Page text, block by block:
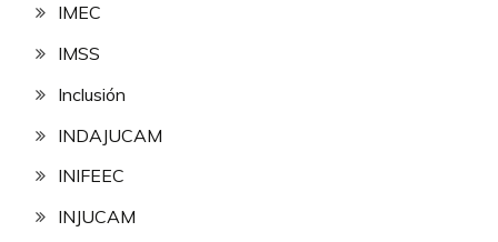
IMEC
IMSS
Inclusión
INDAJUCAM
INIFEEC
INJUCAM